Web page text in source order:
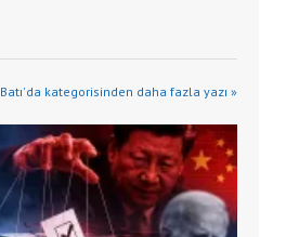
Batı'da kategorisinden daha fazla yazı »